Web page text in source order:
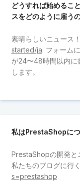
どうすれば始めるこ
スをどのように雇う
素晴らしいニュース
started/ja. フォーム
が24〜48時間以内に
します。
私はPrestaShopにつ
PrestaShopの開発と
私たちのブログに行
s=prestashop